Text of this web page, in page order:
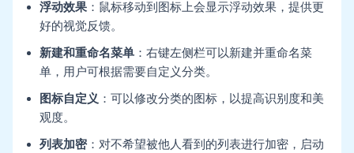
浮动效果 ：鼠标移动到图标上会显示浮动效果，提供更
好的视觉反馈。
新建和重命名菜单 ：右键左侧栏可以新建并重命名菜
单，用户可根据需要自定义分类。
图标自定义 ：可以修改分类的图标，以提高识别度和美
观度。
列表加密：对不希望被他人看到的列表进行加密，启动